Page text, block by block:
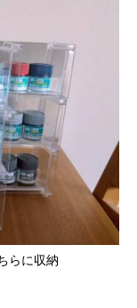
らに収納